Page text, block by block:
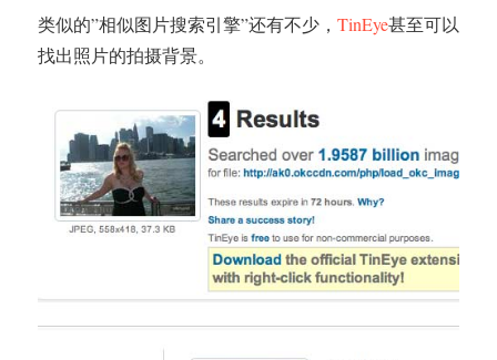
类似的”相似图片搜索引擎”还有不少， TinEye甚至可以
找出照片的拍摄背景。